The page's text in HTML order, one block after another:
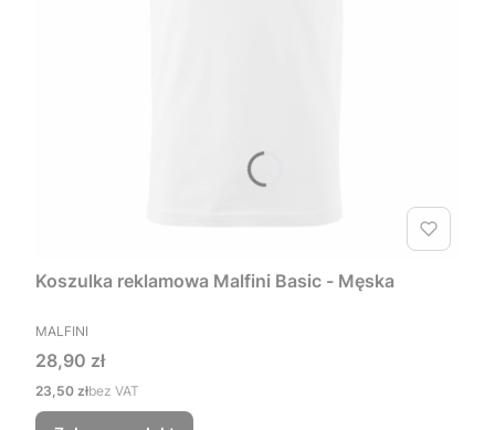
Koszulka reklamowa Malfini Basic - Męska
PRODUCENT
MALFINI
Cena
28,90 zł
Cena
23,50 złbez VAT